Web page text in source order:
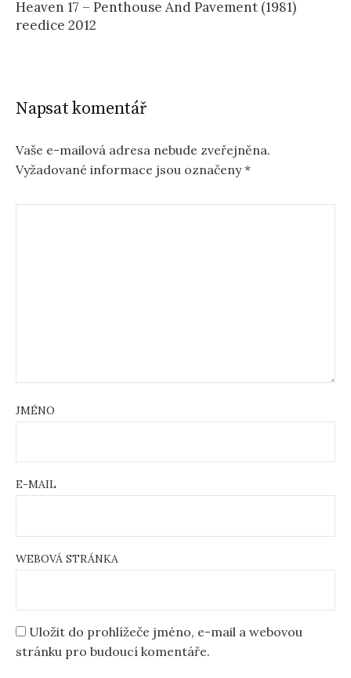
Heaven 17 – Penthouse And Pavement (1981)
reedice 2012
Napsat komentář
Vaše e-mailová adresa nebude zveřejněna.
Vyžadované informace jsou označeny*
JMÉNO
E-MAIL
WEBOVÁ STRÁNKA
Uložit do prohlížeče jméno, e-mail a webovou
stránku pro budoucí komentáře.